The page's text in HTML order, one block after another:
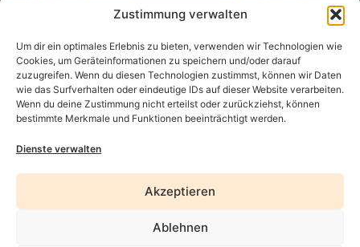
Zustimmung verwalten
Um dir ein optimales Erlebnis zu bieten, verwenden wir Technologien wie
Cookies, um Geräteinformationen zu speichern und/oder darauf
zuzugreifen. Wenn du diesen Technologien zustimmst, können wir Daten
wie das Surfverhalten oder eindeutige IDs auf dieser Website verarbeiten.
Wenn du deine Zustimmung nicht erteilst oder zurückziehst, können
bestimmte Merkmale und Funktionen beeinträchtigt werden.
Dienste verwalten
Akzeptieren
Ablehnen
Üsenberger Strasse 11, 79346 Endingen a.K.
Erklärung zur Barrierefreiheit
AGB